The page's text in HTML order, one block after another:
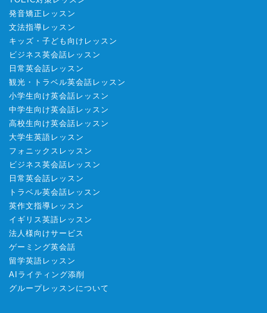
発音矯正レッスン
文法指導レッスン
キッズ・子ども向けレッスン
ビジネス英会話レッスン
日常英会話レッスン
観光・トラベル英会話レッスン
小学生向け英会話レッスン
中学生向け英会話レッスン
高校生向け英会話レッスン
大学生英語レッスン
フォニックスレッスン
ビジネス英会話レッスン
日常英会話レッスン
トラベル英会話レッスン
英作文指導レッスン
イギリス英語レッスン
法人様向けサービス
ゲーミング英会話
留学英語レッスン
AIライティング添削
グループレッスンについて